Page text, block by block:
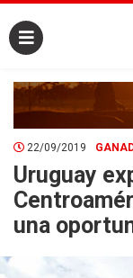
22/09/2019
Uruguay
una